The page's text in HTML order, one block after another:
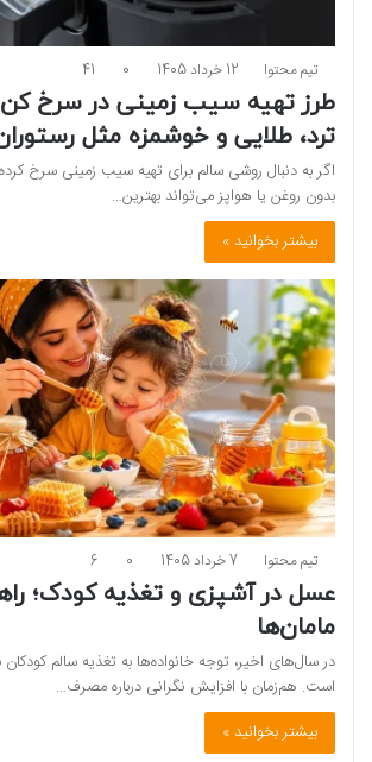
تیم محتوا 12 خرداد 1405 0
41
طرز تهیه سیب زمینی در سرخ کن
ترد، طلایی و خوشمزه مثل
اگر به دنبال روشی سالم برای تهیه سیب زمینی سرخ
بدون روغن یا هواپز می‌تواند بهترین…
بیشتر بخوانید »
تیم محتوا 7 خرداد 1405 0
6
عسل در آشپزی و تغذیه کودک؛
مامان‌ها
در سال‌های اخیر، توجه خانواده‌ها به تغذیه سالم
است. هم‌زمان با افزایش نگرانی درباره مصرف…
بیشتر بخوانید »